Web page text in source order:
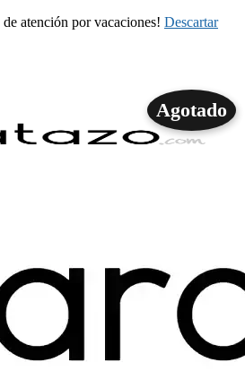
atención por vacaciones! Descartar
Agotado